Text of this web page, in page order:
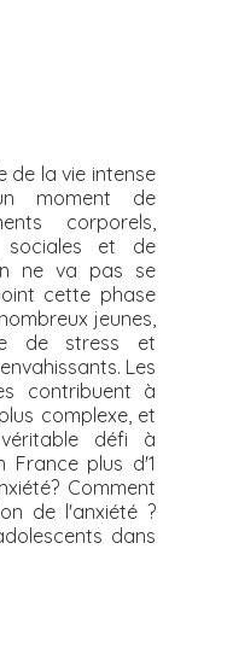
de la vie intense
moment de
corporels,
sociales et de
ne va pas se
cette phase
jeunes,
de stress et
Les
contribuent à
complexe, et
défi à
France plus d'1
Comment
de l'anxiété ?
dans